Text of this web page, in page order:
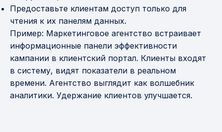
Предоставьте клиентам доступ только для
чтения к их панелям данных.
Пример: Маркетинговое агентство встраивает
информационные панели эффективности
кампании в клиентский портал. Клиенты входят
в систему, видят показатели в реальном
времени. Агентство выглядит как волшебник
аналитики. Удержание клиентов улучшается.